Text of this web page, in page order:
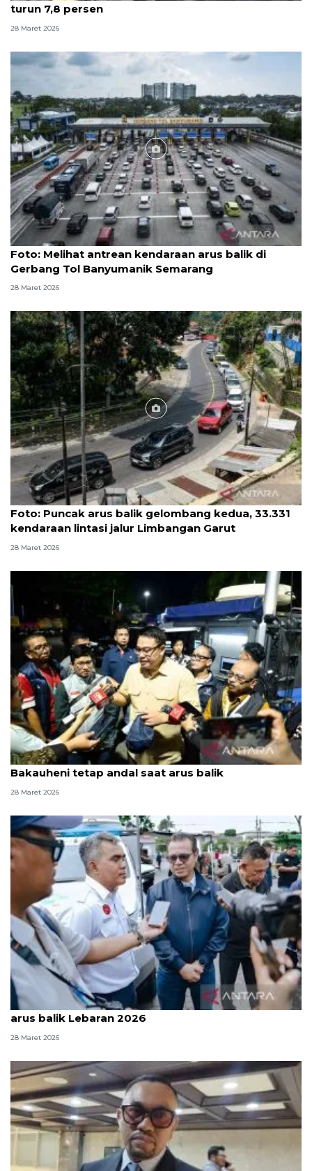
turun 7,8 persen
28 Maret 2026
Foto
Foto: Melihat antrean kendaraan arus balik di
Gerbang Tol Banyumanik Semarang
28 Maret 2026
Foto
Foto: Puncak arus balik gelombang kedua, 33.331
kendaraan lintasi jalur Limbangan Garut
28 Maret 2026
Wamenkomdigi sebut jaringan di Pelabuhan
Bakauheni tetap andal saat arus balik
28 Maret 2026
Kemkomdigi pastikan jaringan tetap stabil saat
arus balik Lebaran 2026
28 Maret 2026